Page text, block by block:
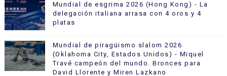
Mundial de esgrima 2026 (Hong Kong) - La
delegación italiana arrasa con 4 oros y 4
platas
Mundial de piragüismo slalom 2026
(Oklahoma City, Estados Unidos) - Miquel
Travé campeón del mundo. Bronces para
David Llorente y Miren Lazkano